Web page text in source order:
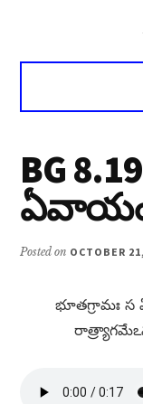
Voice
Vivekananda
BG
Posted on OCTOBER
భూతగ్రామః